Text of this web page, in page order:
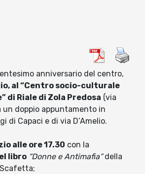
anniversario del centro,
al “Centro socio-culturale
di Riale di Zola Predosa (via
un doppio appuntamento in
di Capaci e di via D’Amelio.
alle ore 17.30 con la
libro “Donne e Antimafia”della